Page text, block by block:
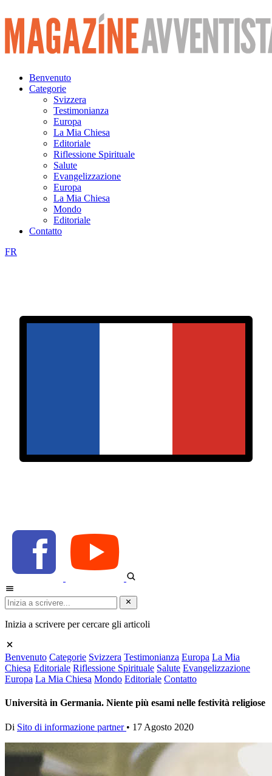
Vai
al
contenuto
Benvenuto
Categorie
Svizzera
Testimonianza
Europa
La Mia Chiesa
Editoriale
Riflessione Spirituale
Salute
Evangelizzazione
Europa
La Mia Chiesa
Mondo
Editoriale
Contatto
FR
Inizia a scrivere per cercare gli articoli
Benvenuto Categorie Svizzera Testimonianza Europa La Mia
Chiesa Editoriale Riflessione Spirituale Salute Evangelizzazione
Europa La Mia Chiesa Mondo Editoriale Contatto
Università in Germania. Niente più esami nelle festività religiose
Di Sito di informazione partner • 17 Agosto 2020